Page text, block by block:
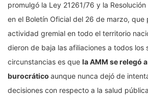
promulgó la Ley 21261/76 y la
en el Boletín Oficial del 26 de marzo, que
actividad gremial en todo el territorio
dieron de baja las afiliaciones a todos los
circunstancias es que la AMM se relegó
burocrático aunque nunca dejó de
decisiones con respecto a la salud